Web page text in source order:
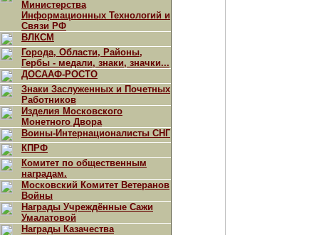
Министерства
Информационных Технологий и
Связи РФ
ВЛКСМ
Города, Области, Районы,
Гербы - медали, знаки, значки...
ДОСААФ-РОСТО
Знаки Заслуженных и Почетных
Работников
Изделия Московского
Монетного Двора
Воины-Интернационалисты СНГ
КПРФ
Комитет по общественным
наградам.
Московский Комитет Ветеранов
Войны
Награды Учреждённые Сажи
Умалатовой
Награды Казачества